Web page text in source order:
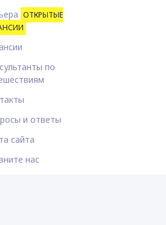
ОТКРЫТЫЕ
по
и ответы
сайта
нас